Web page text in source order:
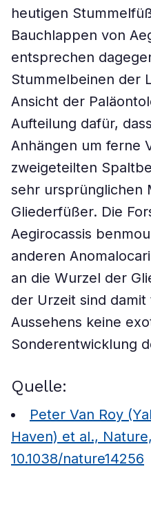
heutigen
Bauchlappen von
entsprechen
Stummelbeinen der
Ansicht der
Aufteilung dafür,
Anhängen um ferne
zweigeteilten
sehr ursprünglichen
Gliederfüßer. Die
Aegirocassis
anderen
an die Wurzel der
der Urzeit sind
Aussehens keine
Sonderentwicklung
Quelle:
Peter Van Roy
Haven) et al.,
10.1038/nature14256